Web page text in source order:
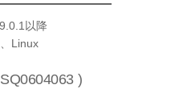
以降
Linux
)